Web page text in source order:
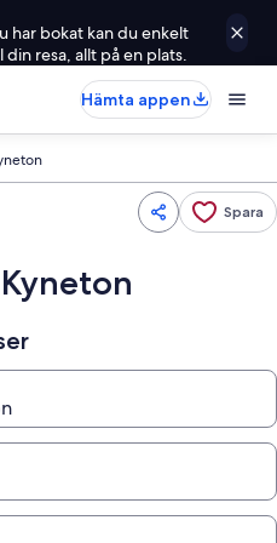
har bokat kan du enkelt
resa, allt på en plats.
Hämta appen
Spara